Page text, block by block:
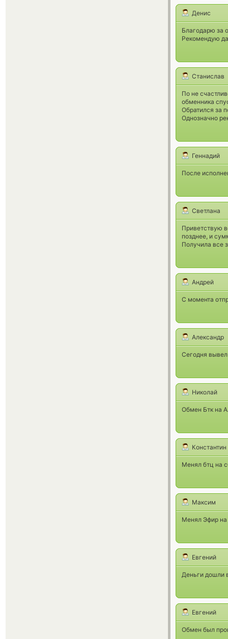
Денис
Благодарю за
Рекомендую
Станислав
По не
обменника
Обратился за
Однозначно
Геннадий
После
Светлана
Приветствую
позднее, и
Получила все
Андрей
С момента
Александр
Сегодня вывел
Николай
Обмен Бтк на
Константин
Менял бтц на
Максим
Менял Эфир на
Евгений
Деньги дошли
Евгений
Обмен был